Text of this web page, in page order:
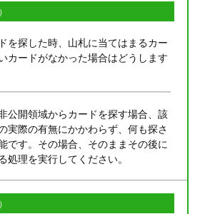
を探した時、山札に当てはまるカー
カードがなかった場合はどうします
公開領域からカードを探す場合、該
実際の有無にかかわらず、何も探さ
です。その場合、そのままその後に
処理を実行してください。